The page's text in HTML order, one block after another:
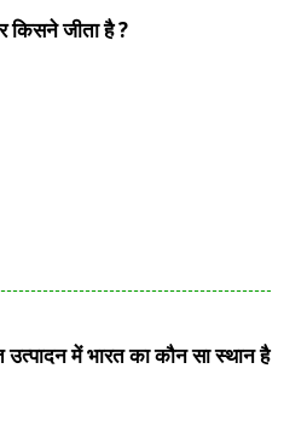
किसने जीता है ?
उत्पादन में भारत का कौन सा स्थान है